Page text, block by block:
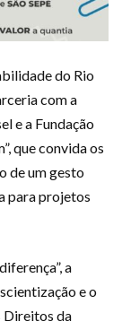
do Rio
com a
e a Fundação
que convida os
de um gesto
para projetos
a
e o
Direitos da